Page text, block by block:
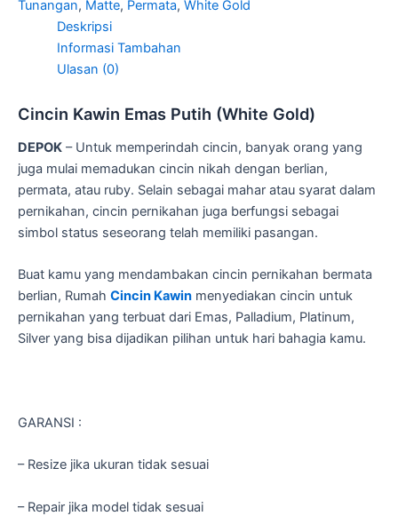
Tunangan, Matte, Permata, White Gold
Deskripsi
Informasi Tambahan
Ulasan (0)
Cincin Kawin Emas Putih (White Gold)
DEPOK – Untuk memperindah cincin, banyak orang yang
juga mulai memadukan cincin nikah dengan berlian,
permata, atau ruby. Selain sebagai mahar atau syarat dalam
pernikahan, cincin pernikahan juga berfungsi sebagai
simbol status seseorang telah memiliki pasangan.
Buat kamu yang mendambakan cincin pernikahan bermata
berlian, Rumah Cincin Kawin menyediakan cincin untuk
pernikahan yang terbuat dari Emas, Palladium, Platinum,
Silver yang bisa dijadikan pilihan untuk hari bahagia kamu.
GARANSI :
– Resize jika ukuran tidak sesuai
– Repair jika model tidak sesuai